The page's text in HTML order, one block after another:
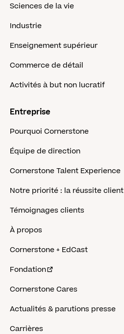
Sciences de la vie
Industrie
Enseignement supérieur
Commerce de détail
Activités à but non lucratif
Entreprise
Pourquoi Cornerstone
Équipe de direction
Cornerstone Talent Experience
Notre priorité : la réussite client
Témoignages clients
À propos
Cornerstone + EdCast
Fondation
Cornerstone Cares
Actualités & parutions presse
Carrières